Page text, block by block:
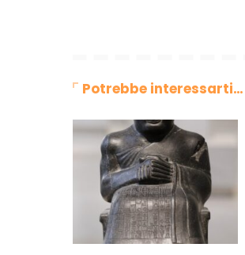
Potrebbe interessarti…